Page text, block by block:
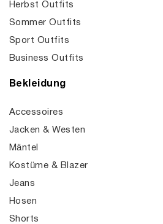
Herbst Outfits
Sommer Outfits
Sport Outfits
Business Outfits
Bekleidung
Accessoires
Jacken & Westen
Mäntel
Kostüme & Blazer
Jeans
Hosen
Shorts